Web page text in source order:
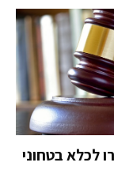
לכלא בטחוני